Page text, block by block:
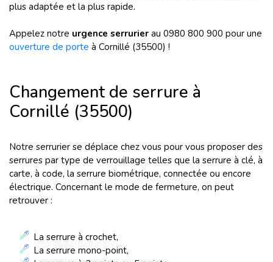
plus adaptée et la plus rapide.
Appelez notre urgence serrurier au 0980 800 900 pour une
ouverture de porte à Cornillé (35500) !
Changement de serrure à
Cornillé (35500)
Notre serrurier se déplace chez vous pour vous proposer des
serrures par type de verrouillage telles que la serrure à clé, à
carte, à code, la serrure biométrique, connectée ou encore
électrique. Concernant le mode de fermeture, on peut
retrouver :
La serrure à crochet,
La serrure mono-point,